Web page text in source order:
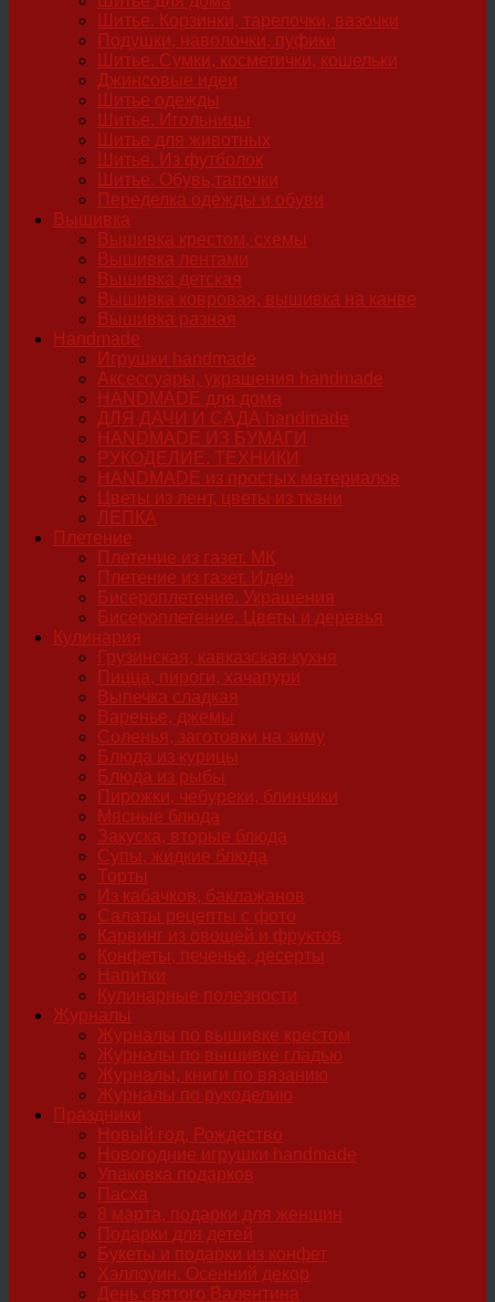
Шитье. Корзинки, тарелочки, вазочки
Подушки, наволочки, пуфики
Шитье. Сумки, косметички, кошельки
Джинсовые идеи
Шитье одежды
Шитье. Игольницы
Шитье для животных
Шитье. Из футболок
Шитье. Обувь,тапочки
Переделка одежды и обуви
Вышивка
Вышивка крестом, схемы
Вышивка лентами
Вышивка детская
Вышивка ковровая, вышивка на канве
Вышивка разная
Handmade
Игрушки handmade
Аксессуары, украшения handmade
HANDMADE для дома
ДЛЯ ДАЧИ И САДА handmade
HANDMADE ИЗ БУМАГИ
РУКОДЕЛИЕ. ТЕХНИКИ
HANDMADE из простых материалов
Цветы из лент, цветы из ткани
ЛЕПКА
Плетение
Плетение из газет. МК
Плетение из газет. Идеи
Бисероплетение. Украшения
Бисероплетение. Цветы и деревья
Кулинария
Грузинская, кавказская кухня
Пицца, пироги, хачапури
Выпечка сладкая
Варенье, джемы
Соленья, заготовки на зиму
Блюда из курицы
Блюда из рыбы
Пирожки, чебуреки, блинчики
Мясные блюда
Закуска, вторые блюда
Супы, жидкие блюда
Торты
Из кабачков, баклажанов
Салаты рецепты с фото
Карвинг из овощей и фруктов
Конфеты, печенье, десерты
Напитки
Кулинарные полезности
Журналы
Журналы по вышивке крестом
Журналы по вышивке гладью
Журналы, книги по вязанию
Журналы по рукоделию
Праздники
Новый год, Рождество
Новогодние игрушки handmade
Упаковка подарков
Пасха
8 марта, подарки для женщин
Подарки для детей
Букеты и подарки из конфет
Хэллоуин. Осенний декор
День святого Валентина